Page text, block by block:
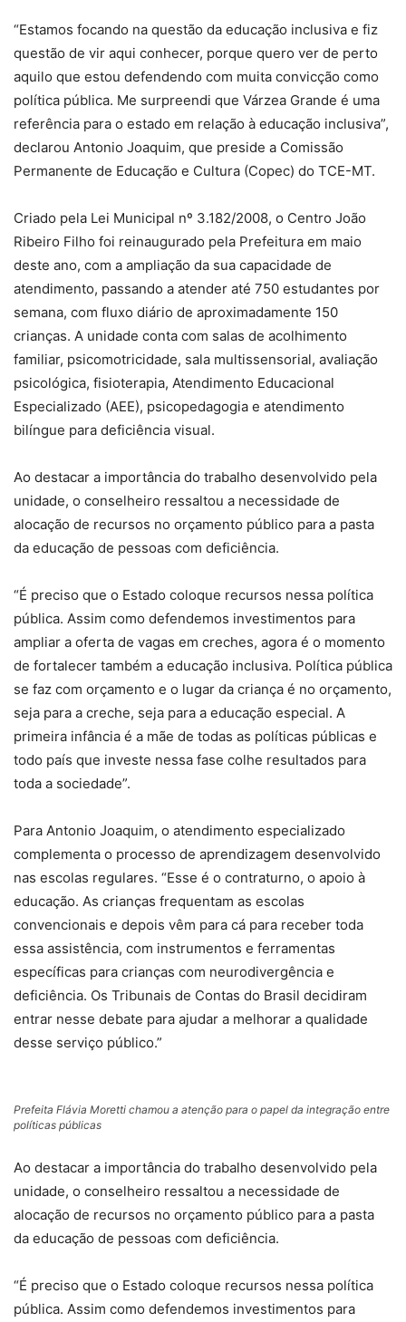
“Estamos focando na questão da educação inclusiva e fiz
questão de vir aqui conhecer, porque quero ver de perto
aquilo que estou defendendo com muita convicção como
política pública. Me surpreendi que Várzea Grande é uma
referência para o estado em relação à educação inclusiva”,
declarou Antonio Joaquim, que preside a Comissão
Permanente de Educação e Cultura (Copec) do TCE-MT.
Criado pela Lei Municipal nº 3.182/2008, o Centro João
Ribeiro Filho foi reinaugurado pela Prefeitura em maio
deste ano, com a ampliação da sua capacidade de
atendimento, passando a atender até 750 estudantes por
semana, com fluxo diário de aproximadamente 150
crianças. A unidade conta com salas de acolhimento
familiar, psicomotricidade, sala multissensorial, avaliação
psicológica, fisioterapia, Atendimento Educacional
Especializado (AEE), psicopedagogia e atendimento
bilíngue para deficiência visual.
Ao destacar a importância do trabalho desenvolvido pela
unidade, o conselheiro ressaltou a necessidade de
alocação de recursos no orçamento público para a pasta
da educação de pessoas com deficiência.
“É preciso que o Estado coloque recursos nessa política
pública. Assim como defendemos investimentos para
ampliar a oferta de vagas em creches, agora é o momento
de fortalecer também a educação inclusiva. Política pública
se faz com orçamento e o lugar da criança é no orçamento,
seja para a creche, seja para a educação especial. A
primeira infância é a mãe de todas as políticas públicas e
todo país que investe nessa fase colhe resultados para
toda a sociedade”.
Para Antonio Joaquim, o atendimento especializado
complementa o processo de aprendizagem desenvolvido
nas escolas regulares. “Esse é o contraturno, o apoio à
educação. As crianças frequentam as escolas
convencionais e depois vêm para cá para receber toda
essa assistência, com instrumentos e ferramentas
específicas para crianças com neurodivergência e
deficiência. Os Tribunais de Contas do Brasil decidiram
entrar nesse debate para ajudar a melhorar a qualidade
desse serviço público.”
Prefeita Flávia Moretti chamou a atenção para o papel da integração entre
políticas públicas
Ao destacar a importância do trabalho desenvolvido pela
unidade, o conselheiro ressaltou a necessidade de
alocação de recursos no orçamento público para a pasta
da educação de pessoas com deficiência.
“É preciso que o Estado coloque recursos nessa política
pública. Assim como defendemos investimentos para